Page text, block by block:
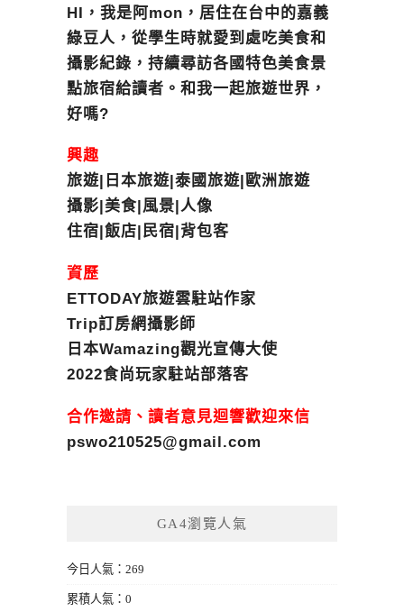
HI，我是阿mon，居住在台中的嘉義
綠豆人，從學生時就愛到處吃美食和
攝影紀錄，持續尋訪各國特色美食景
點旅宿給讀者。和我一起旅遊世界，
好嗎?
興趣
旅遊|日本旅遊|泰國旅遊|歐洲旅遊
攝影|美食|風景|人像
住宿|飯店|民宿|背包客
資歷
ETTODAY旅遊雲駐站作家
Trip訂房網攝影師
日本Wamazing觀光宣傳大使
2022食尚玩家駐站部落客
合作邀請、讀者意見迴響歡迎來信
pswo210525@gmail.com
GA4瀏覽人氣
今日人氣：269
累積人氣：0